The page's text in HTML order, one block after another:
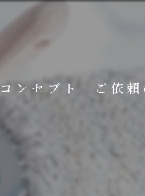
コンセプト ご依